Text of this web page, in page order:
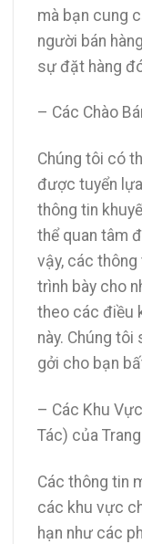
mà bạn cung
người bán
sự đặt hàng
– Các Chào
Chúng tôi có
được tuyển
thông tin
thể quan tâm
vậy, các
trình bày cho
theo các điều
này. Chúng
gởi cho bạn
– Các Khu
Tác) của
Các thông tin
các khu vực
hạn như các